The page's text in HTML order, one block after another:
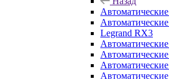
Legrand RX3